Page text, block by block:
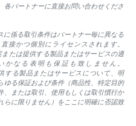
パートナーに直接お問い合わせくださ
係る取引条件はパートナー毎に異なる
接かつ個別にライセンスされます。
たは提供する製品またはサービスの適
なる表明も保証も致しません。
する製品またはサービスについて、明
ゆる保証および条件（商品性、特定目的
、または取引、使用もしくは取引慣行か
らに限りません）をここに明確に否認致